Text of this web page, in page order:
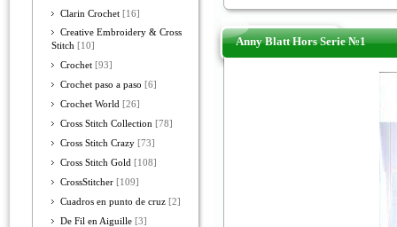
Clarin Crochet [16]
Creative Embroidery & Cross
Stitch [10]
Crochet [93]
Crochet paso a paso [6]
Crochet World [26]
Cross Stitch Collection [78]
Cross Stitch Crazy [73]
Cross Stitch Gold [108]
CrossStitcher [109]
Cuadros en punto de cruz [2]
De Fil en Aiguille [3]
Anny Blatt Hors Serie №1